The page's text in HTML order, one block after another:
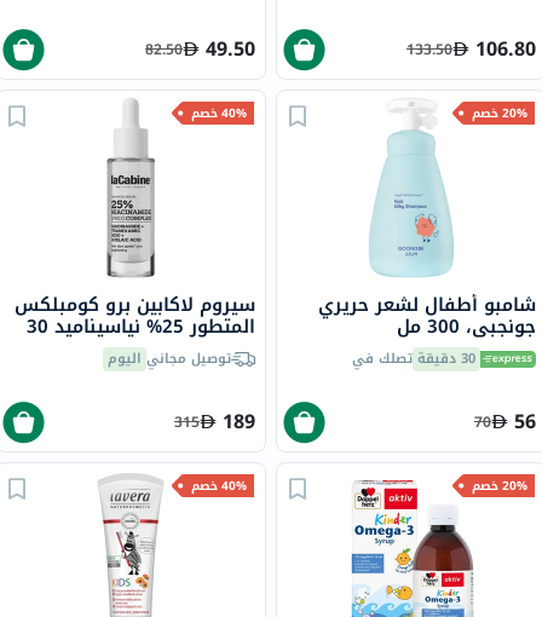
106.80
133.50
49.50
82.50
20% خصم
شامبو أطفال لشعر حريري
جونجبي، 300 مل
30 دقيقة تصلك في
56
70
40% خصم
سيروم لاكابين برو كومبلكس
المتطور 25% نياسيناميد 30
ملتوصيل مجاني اليوم
189
315
20% خصم 40% خصم